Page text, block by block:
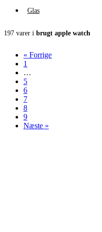
Glas
197 varer i brugt apple watch
« Forrige
1
…
5
6
7
8
9
Næste »